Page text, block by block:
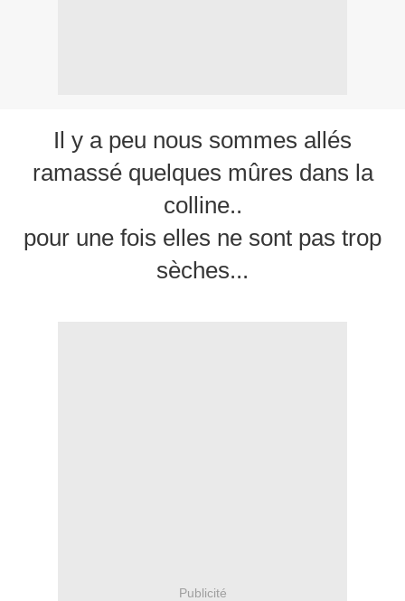
Il y a peu nous sommes allés
ramassé quelques mûres dans la
colline..
pour une fois elles ne sont pas trop
sèches...
Publicité